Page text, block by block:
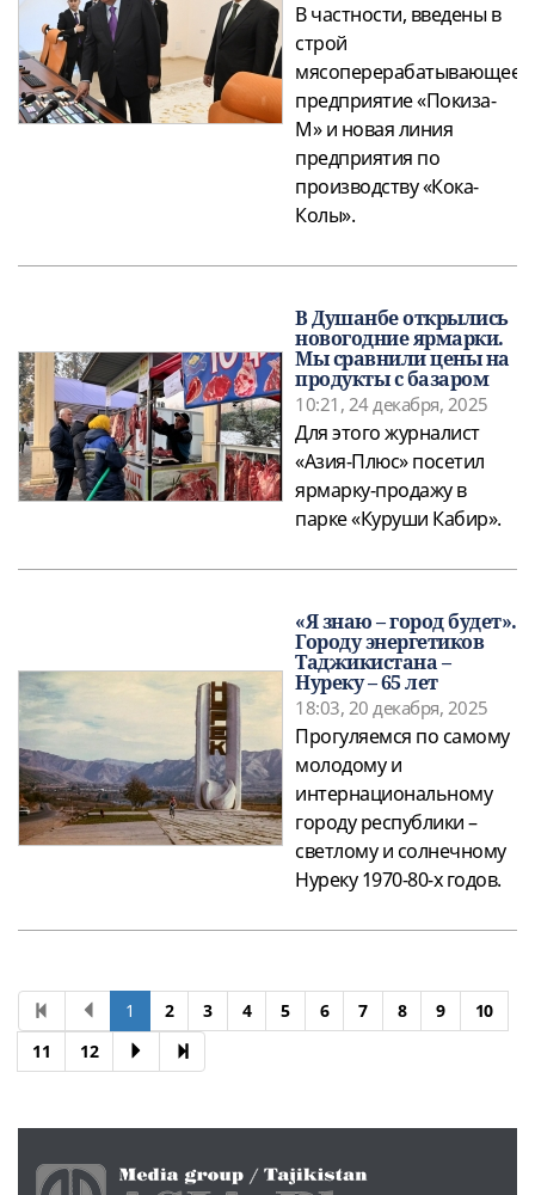
В частности, введены в
строй
мясоперерабатывающее
предприятие «Покиза-
М» и новая линия
предприятия по
производству «Кока-
Колы».
В Душанбе открылись
новогодние ярмарки.
Мы сравнили цены на
продукты с базаром
10:21, 24 декабря, 2025
Для этого журналист
«Азия-Плюс» посетил
ярмарку-продажу в
парке «Куруши Кабир».
«Я знаю – город будет».
Городу энергетиков
Таджикистана –
Нуреку – 65 лет
18:03, 20 декабря, 2025
Прогуляемся по самому
молодому и
интернациональному
городу республики –
светлому и солнечному
Нуреку 1970-80-х годов.
1 2 3 4 5 6 7 8 9
10
11
12